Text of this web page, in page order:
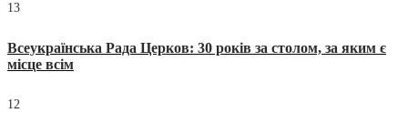
13
Всеукраїнська Рада Церков: 30 років за столом, за яким є
місце всім
12